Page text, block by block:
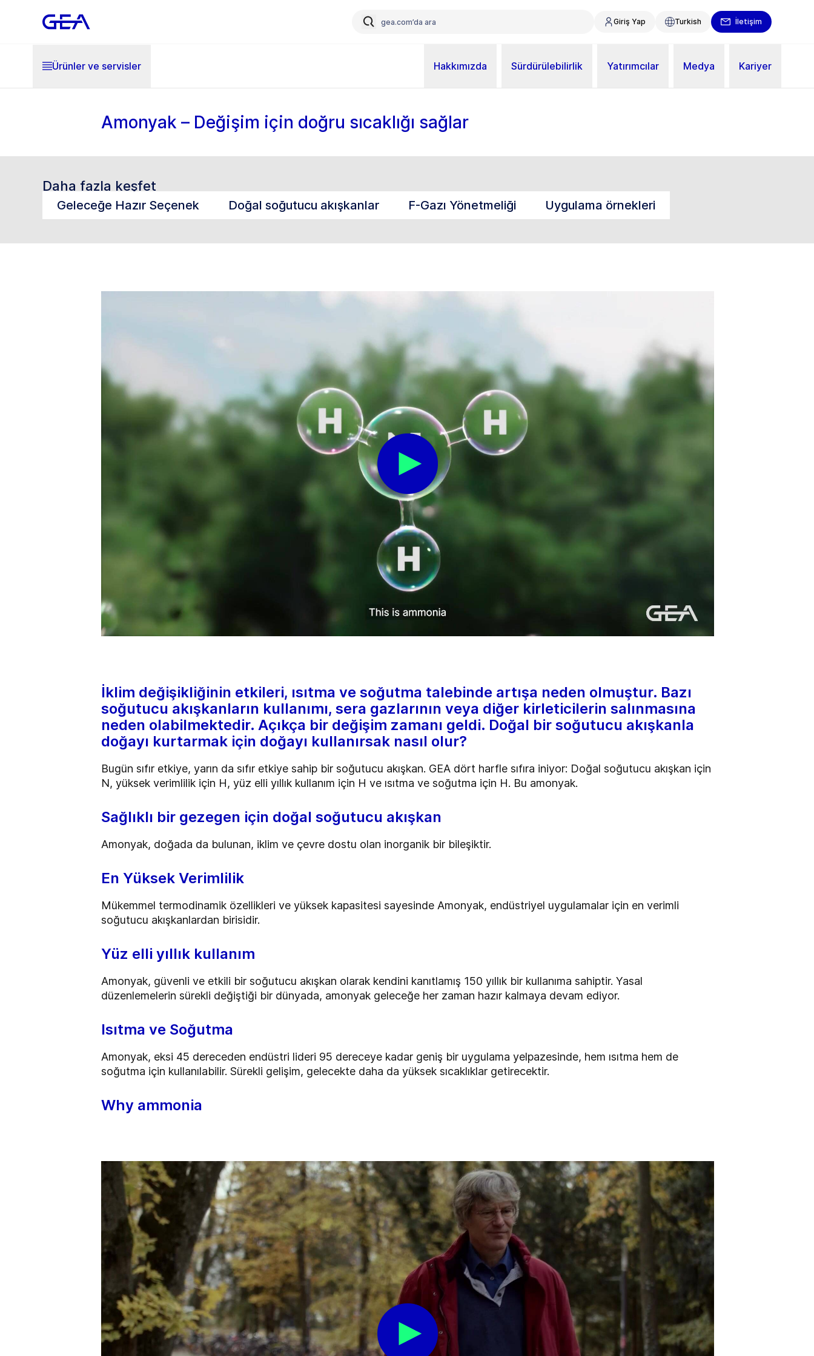
Giriş Yap Turkish İletişim
Ürünler ve servisler Hakkımızda Sürdürülebilirlik Yatırımcılar Medya Kariyer
Amonyak – Değişim için doğru sıcaklığı sağlar
Daha fazla keşfet
Geleceğe Hazır Seçenek Doğal soğutucu akışkanlar F-Gazı Yönetmeliği Uygulama örnekleri
İklim değişikliğinin etkileri, ısıtma ve soğutma talebinde artışa neden olmuştur. Bazı
soğutucu akışkanların kullanımı, sera gazlarının veya diğer kirleticilerin salınmasına
neden olabilmektedir. Açıkça bir değişim zamanı geldi. Doğal bir soğutucu akışkanla
doğayı kurtarmak için doğayı kullanırsak nasıl olur?
Bugün sıfır etkiye, yarın da sıfır etkiye sahip bir soğutucu akışkan. GEA dört harfle sıfıra iniyor: Doğal soğutucu akışkan için
N, yüksek verimlilik için H, yüz elli yıllık kullanım için H ve ısıtma ve soğutma için H. Bu amonyak.
Sağlıklı bir gezegen için doğal soğutucu akışkan
Amonyak, doğada da bulunan, iklim ve çevre dostu olan inorganik bir bileşiktir.
En Yüksek Verimlilik
Mükemmel termodinamik özellikleri ve yüksek kapasitesi sayesinde Amonyak, endüstriyel uygulamalar için en verimli
soğutucu akışkanlardan birisidir.
Yüz elli yıllık kullanım
Amonyak, güvenli ve etkili bir soğutucu akışkan olarak kendini kanıtlamış 150 yıllık bir kullanıma sahiptir. Yasal
düzenlemelerin sürekli değiştiği bir dünyada, amonyak geleceğe her zaman hazır kalmaya devam ediyor.
Isıtma ve Soğutma
Amonyak, eksi 45 dereceden endüstri lideri 95 dereceye kadar geniş bir uygulama yelpazesinde, hem ısıtma hem de
soğutma için kullanılabilir. Sürekli gelişim, gelecekte daha da yüksek sıcaklıklar getirecektir.
Why ammonia